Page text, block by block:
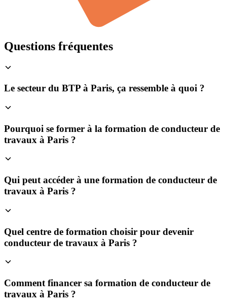
Questions fréquentes
Le secteur du BTP à Paris, ça ressemble à quoi ?
Pourquoi se former à la formation de conducteur de
travaux à Paris ?
Qui peut accéder à une formation de conducteur de
travaux à Paris ?
Quel centre de formation choisir pour devenir
conducteur de travaux à Paris ?
Comment financer sa formation de conducteur de
travaux à Paris ?